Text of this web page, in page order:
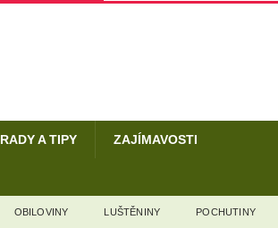
RADY A TIPY ZAJÍMAVOSTI
OBILOVINY LUŠTĚNINY POCHUTINY